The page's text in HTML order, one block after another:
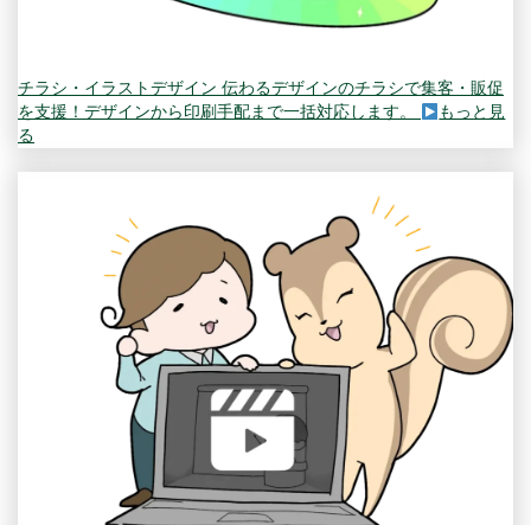
チラシ・イラストデザイン 伝わるデザインのチラシで集客・販促
を支援！デザインから印刷手配まで一括対応します。
もっと見
る